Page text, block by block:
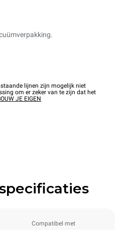
lijnen zijn mogelijk niet
om er zeker van te zijn dat het
JE EIGEN
Compatibel met